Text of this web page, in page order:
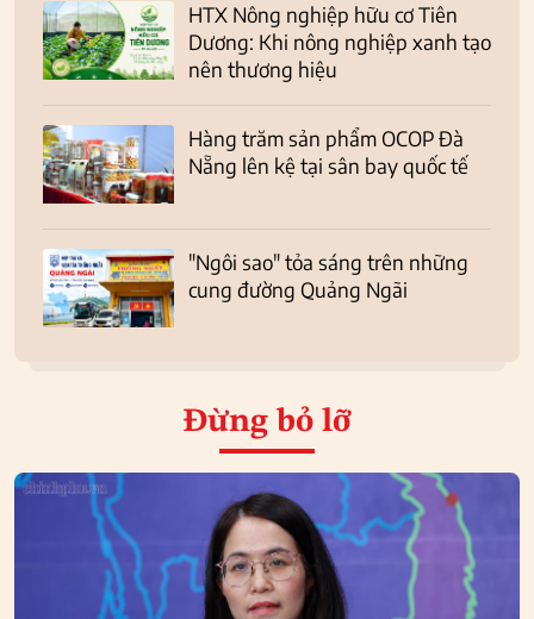
HTX Nông nghiệp hữu cơ Tiên
Dương: Khi nông nghiệp xanh tạo
nên thương hiệu
Hàng trăm sản phẩm OCOP Đà
Nẵng lên kệ tại sân bay quốc tế
"Ngôi sao" tỏa sáng trên những
cung đường Quảng Ngãi
Đừng bỏ lỡ